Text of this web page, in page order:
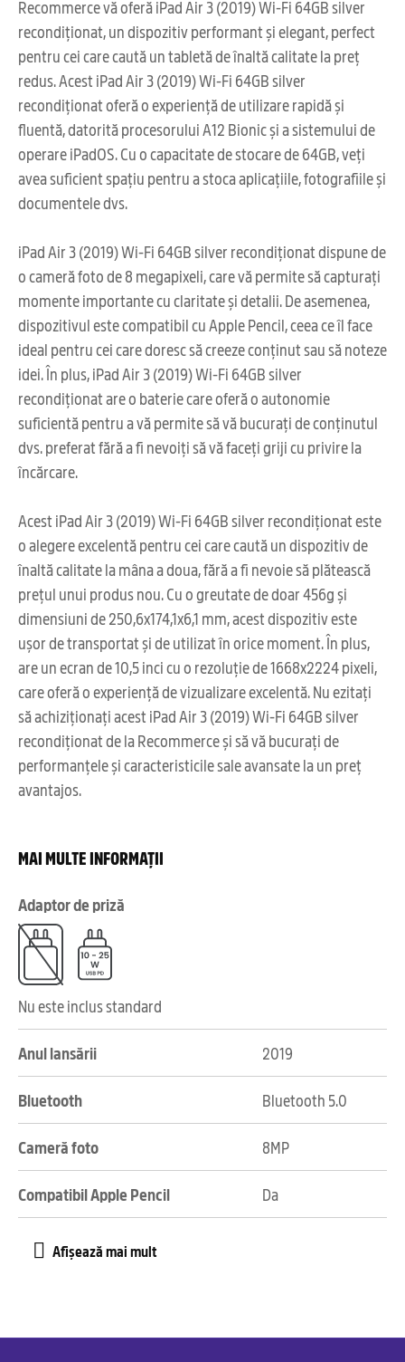
Recommerce vă oferă iPad Air 3 (2019) Wi-Fi 64GB silver
recondiționat, un dispozitiv performant și elegant, perfect
pentru cei care caută un tabletă de înaltă calitate la preț
redus. Acest iPad Air 3 (2019) Wi-Fi 64GB silver
recondiționat oferă o experiență de utilizare rapidă și
fluentă, datorită procesorului A12 Bionic și a sistemului de
operare iPadOS. Cu o capacitate de stocare de 64GB, veți
avea suficient spațiu pentru a stoca aplicațiile, fotografiile și
documentele dvs.
iPad Air 3 (2019) Wi-Fi 64GB silver recondiționat dispune de
o cameră foto de 8 megapixeli, care vă permite să capturați
momente importante cu claritate și detalii. De asemenea,
dispozitivul este compatibil cu Apple Pencil, ceea ce îl face
ideal pentru cei care doresc să creeze conținut sau să noteze
idei. În plus, iPad Air 3 (2019) Wi-Fi 64GB silver
recondiționat are o baterie care oferă o autonomie
suficientă pentru a vă permite să vă bucurați de conținutul
dvs. preferat fără a fi nevoiți să vă faceți griji cu privire la
încărcare.
Acest iPad Air 3 (2019) Wi-Fi 64GB silver recondiționat este
o alegere excelentă pentru cei care caută un dispozitiv de
înaltă calitate la mâna a doua, fără a fi nevoie să plătească
prețul unui produs nou. Cu o greutate de doar 456g și
dimensiuni de 250,6x174,1x6,1 mm, acest dispozitiv este
ușor de transportat și de utilizat în orice moment. În plus,
are un ecran de 10,5 inci cu o rezoluție de 1668x2224 pixeli,
care oferă o experiență de vizualizare excelentă. Nu ezitați
să achiziționați acest iPad Air 3 (2019) Wi-Fi 64GB silver
recondiționat de la Recommerce și să vă bucurați de
performanțele și caracteristicile sale avansate la un preț
avantajos.
MAI MULTE INFORMAȚII
Adaptor de priză
Nu este inclus standard
Anul lansării 2019
Bluetooth Bluetooth 5.0
Cameră foto 8MP
Compatibil Apple Pencil Da